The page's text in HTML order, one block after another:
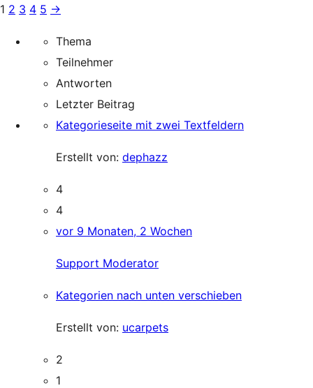
1 2 3 4 5 →
Thema
Teilnehmer
Antworten
Letzter Beitrag
Kategorieseite mit zwei Textfeldern
Erstellt von: dephazz
4
4
vor 9 Monaten, 2 Wochen
Support Moderator
Kategorien nach unten verschieben
Erstellt von: ucarpets
2
1